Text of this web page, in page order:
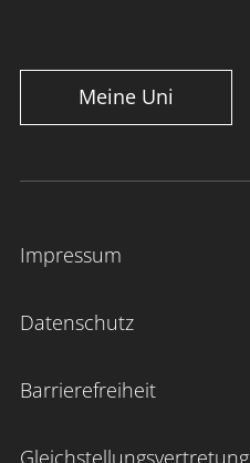
Meine Uni
Impressum
Datenschutz
Barrierefreiheit